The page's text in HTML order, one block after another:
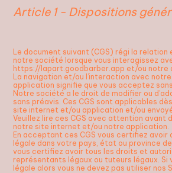
Article 1 - Dispositions
Le document suivant (CGS) régi la
notre société lorsque vous interagissez
https://lapart.goodbarber.app et/ou notre
La navigation et/ou l’interaction avec
application signifie que vous acceptez
Notre société a le droit de modifier ou
sans préavis. Ces CGS sont applicables
site internet et/ou application et/ou
Veuillez lire ces CGS avec attention avant
notre site internet et/ou notre application.
En acceptant ces CGS vous certifiez avoir
légale dans votre pays, état ou province
vous certifiez avoir tous les droits et
représentants légaux ou tuteurs légaux. Si
légale alors vous ne devez pas utiliser nos